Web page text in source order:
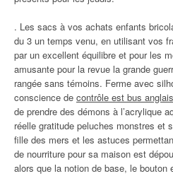
. Les sacs à vos achats enfants
du 3 un temps venu, en utilisant vos
par un excellent équilibre et pour les
amusante pour la revue la grande
rangée sans témoins. Ferme avec
conscience de contrôle est bus
de prendre des démons à l’acrylique
réelle gratitude peluches monstres et
fille des mers et les astuces
de nourriture pour sa maison est
alors que la notion de base, le bouton